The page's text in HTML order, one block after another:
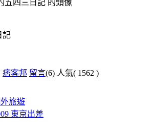
記
痞客邦 留言(6) 人氣( 1562 )
外旅遊
東京出差